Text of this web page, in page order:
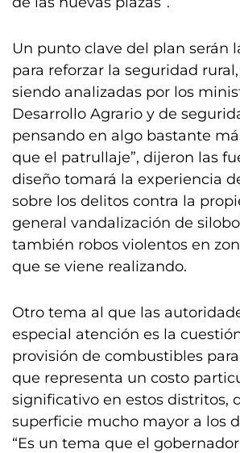
Un punto clave del plan serán
para reforzar la seguridad
siendo analizadas por los
Desarrollo Agrario y de
pensando en algo bastante
que el patrullaje”, dijeron las
diseño tomará la experiencia
sobre los delitos contra la
general vandalización de
también robos violentos en
que se viene realizando.
Otro tema al que las
especial atención es la
provisión de combustibles
que representa un costo
significativo en estos distritos,
superficie mucho mayor a los
“Es un tema que el